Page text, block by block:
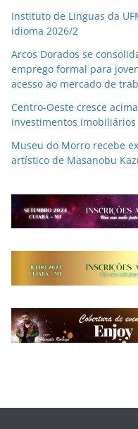
Instituto de Linguas da
idioma 2026/2
Arcos Dorados se
emprego formal para
acesso ao mercado de
Centro-Oeste cresce
investimentos imobiliários
Museu do Morro recebe
artístico de Masanobu